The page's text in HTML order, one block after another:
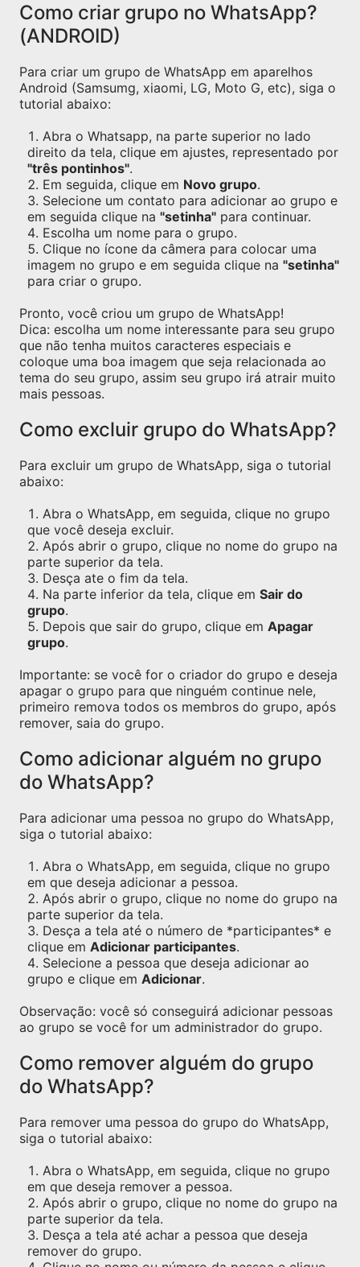
Como criar grupo no WhatsApp?
(ANDROID)
Para criar um grupo de WhatsApp em aparelhos
Android (Samsumg, xiaomi, LG, Moto G, etc), siga o
tutorial abaixo:
Abra o Whatsapp, na parte superior no lado
direito da tela, clique em ajustes, representado por
"três pontinhos".
Em seguida, clique em Novo grupo.
Selecione um contato para adicionar ao grupo e
em seguida clique na "setinha" para continuar.
Escolha um nome para o grupo.
Clique no ícone da câmera para colocar uma
imagem no grupo e em seguida clique na "setinha"
para criar o grupo.
Pronto, você criou um grupo de WhatsApp!
Dica: escolha um nome interessante para seu grupo
que não tenha muitos caracteres especiais e
coloque uma boa imagem que seja relacionada ao
tema do seu grupo, assim seu grupo irá atrair muito
mais pessoas.
Como excluir grupo do WhatsApp?
Para excluir um grupo de WhatsApp, siga o tutorial
abaixo:
Abra o WhatsApp, em seguida, clique no grupo
que você deseja excluir.
Após abrir o grupo, clique no nome do grupo na
parte superior da tela.
Desça ate o fim da tela.
Na parte inferior da tela, clique em Sair do
grupo.
Depois que sair do grupo, clique em Apagar
grupo.
Importante: se você for o criador do grupo e deseja
apagar o grupo para que ninguém continue nele,
primeiro remova todos os membros do grupo, após
remover, saia do grupo.
Como adicionar alguém no grupo
do WhatsApp?
Para adicionar uma pessoa no grupo do WhatsApp,
siga o tutorial abaixo:
Abra o WhatsApp, em seguida, clique no grupo
em que deseja adicionar a pessoa.
Após abrir o grupo, clique no nome do grupo na
parte superior da tela.
Desça a tela até o número de *participantes* e
clique em Adicionar participantes.
Selecione a pessoa que deseja adicionar ao
grupo e clique em Adicionar.
Observação: você só conseguirá adicionar pessoas
ao grupo se você for um administrador do grupo.
Como remover alguém do grupo
do WhatsApp?
Para remover uma pessoa do grupo do WhatsApp,
siga o tutorial abaixo:
Abra o WhatsApp, em seguida, clique no grupo
em que deseja remover a pessoa.
Após abrir o grupo, clique no nome do grupo na
parte superior da tela.
Desça a tela até achar a pessoa que deseja
remover do grupo.